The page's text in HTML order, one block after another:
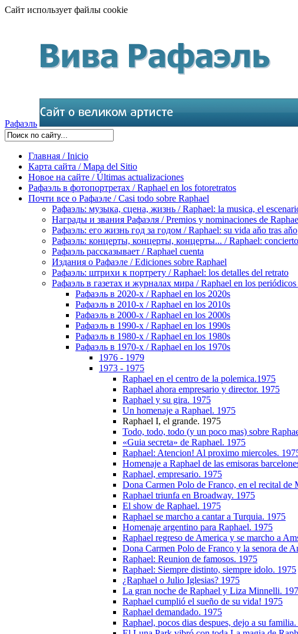
Сайт использует файлы cookie
Рафаэль
Главная / Inicio
Карта сайта / Mapa del Sitio
Новое на сайте / Últimas actualizaciones
Рафаэль в фотопортретах / Raphael en los fotoretratos
Почти все о Рафаэле / Casi todo sobre Raphael
Рафаэль: музыка, сцена, жизнь / Raphael: la musica, el
Награды и звания Рафаэля / Premios y nominaciones de
Рафаэль: его жизнь год за годом / Raphael: su vida aňo tras aňo
Рафаэль: концерты, концерты, концерты... / Raphael:
Рафаэль рассказывает / Raphael cuenta
Издания о Рафаэле / Ediciones sobre Raphael
Рафаэль: штрихи к портрету / Raphael: los detalles del retrato
Рафаэль в газетах и журналах мира / Raphael en los
Рафаэль в 2020-х / Raphael en los 2020s
Рафаэль в 2010-х / Raphael en los 2010s
Рафаэль в 2000-х / Raphael en los 2000s
Рафаэль в 1990-х / Raphael en los 1990s
Рафаэль в 1980-х / Raphael en los 1980s
Рафаэль в 1970-х / Raphael en los 1970s
1976 - 1979
1973 - 1975
Raphael en el centro de la polemica.1975
Raphael ahora empresario y director. 1975
Raphael y su gira. 1975
Un homenaje a Raphael. 1975
Raphael I, el grande. 1975
Todo, todo, todo (y un poco mas) sobre
«Guia secreta» de Raphael. 1975
Raphael: Atencion! Al proximo miercoles.
Homenaje a Raphael de las emisoras
Raphael, empresario. 1975
Dona Carmen Polo de Franco, en el recital de
Raphael triunfa en Broadway. 1975
El show de Raphael. 1975
Raphael se marcho a cantar a Turquia. 1975
Homenaje argentino para Raphael. 1975
Raphael regreso de America y se marcho a
Dona Carmen Polo de Franco y la senora de
Raphael: Reunion de famosos. 1975
Raphael: Siempre distinto, siempre idolo. 1975
¿Raphael o Julio Iglesias? 1975
La gran noche de Raphael y Liza Minnelli.
Raphael cumplió el sueño de su vida! 1975
Raphael demandado. 1975
Raphael, pocos dias despues, dejo a su